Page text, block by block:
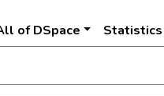
of DSpace Statistics